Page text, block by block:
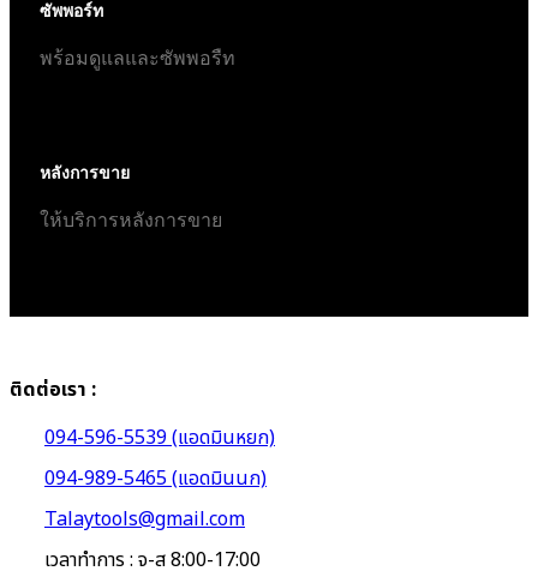
ซัพพอร์ท
พร้อมดูแลและซัพพอรืท
หลังการขาย
ให้บริการหลังการขาย
ติดต่อเรา :
094-596-5539 (แอดมินหยก)
094-989-5465 (แอดมินนก)
Talaytools@gmail.com
เวลาทำการ : จ-ส 8:00-17:00